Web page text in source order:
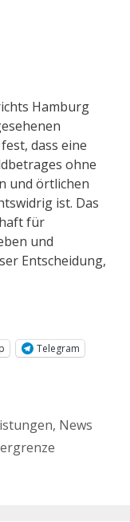
Hamburg
dass eine
ohne
und örtlichen
ist. Das
für
und
Entscheidung,
Telegram
, News